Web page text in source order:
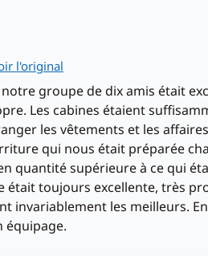
l'original
groupe de dix amis était
Les cabines étaient
les vêtements et les
qui nous était préparée
quantité supérieure à ce qui
toujours excellente, très
invariablement les meilleurs.
équipage.